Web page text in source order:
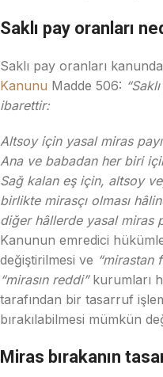
Saklı pay oranları
Saklı pay oranları
Kanunu Madde 506:
ibarettir:
Altsoy için yasal miras
Ana ve babadan her biri
Sağ kalan eş için, altsoy
birlikte mirasçı olması
diğer hâllerde yasal miras
Kanunun emredici
değiştirilmesi ve “mirastan
“mirasın reddi”kurumları
tarafından bir tasarruf
bırakılabilmesi mümkün
Miras bırakanın